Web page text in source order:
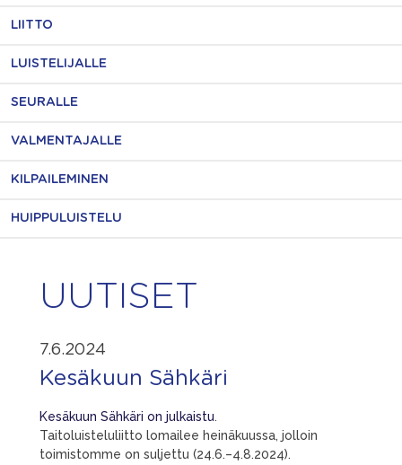
LIITTO
LUISTELIJALLE
SEURALLE
VALMENTAJALLE
KILPAILEMINEN
HUIPPULUISTELU
UUTISET
7.6.2024
Kesäkuun Sähkäri
Kesäkuun Sähkäri on julkaistu.
Taitoluisteluliitto lomailee heinäkuussa, jolloin
toimistomme on suljettu (24.6.–4.8.2024).